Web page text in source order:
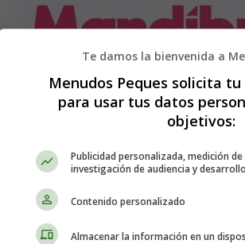
de la película,
Te damos la bienvenida a
Menudos Peques solicita
para usar tus datos
objetivos:
Publicidad personalizada, medición
investigación de audiencia y
Contenido personalizado
Almacenar la información en un